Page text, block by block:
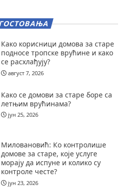
Како корисници домова за старе
подносе тропске врућине и како
се расхлађују?
август 7, 2026
Како се домови за старе боре са
летњим врућинама?
јун 25, 2026
Миловановић: Ко контролише
домове за старе, које услуге
морају да испуне и колико су
контроле честе?
јун 23, 2026